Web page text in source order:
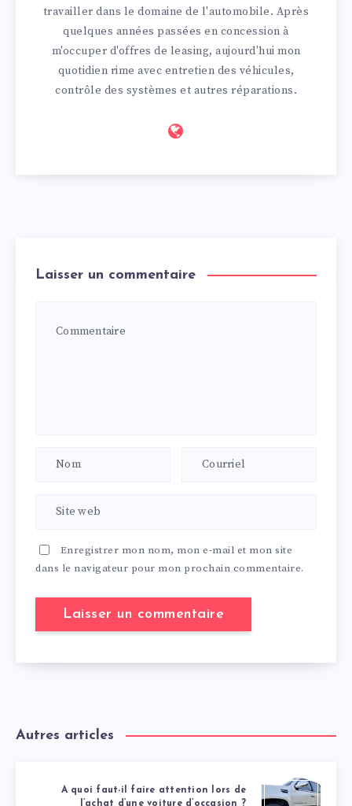
travailler dans le domaine de l'automobile. Après
quelques années passées en concession à
m'occuper d'offres de leasing, aujourd'hui mon
quotidien rime avec entretien des véhicules,
contrôle des systèmes et autres réparations.
Laisser un commentaire
Enregistrer mon nom, mon e-mail et mon site
dans le navigateur pour mon prochain commentaire.
Autres articles
A quoi faut-il faire attention lors de
l’achat d’une voiture d’occasion ?